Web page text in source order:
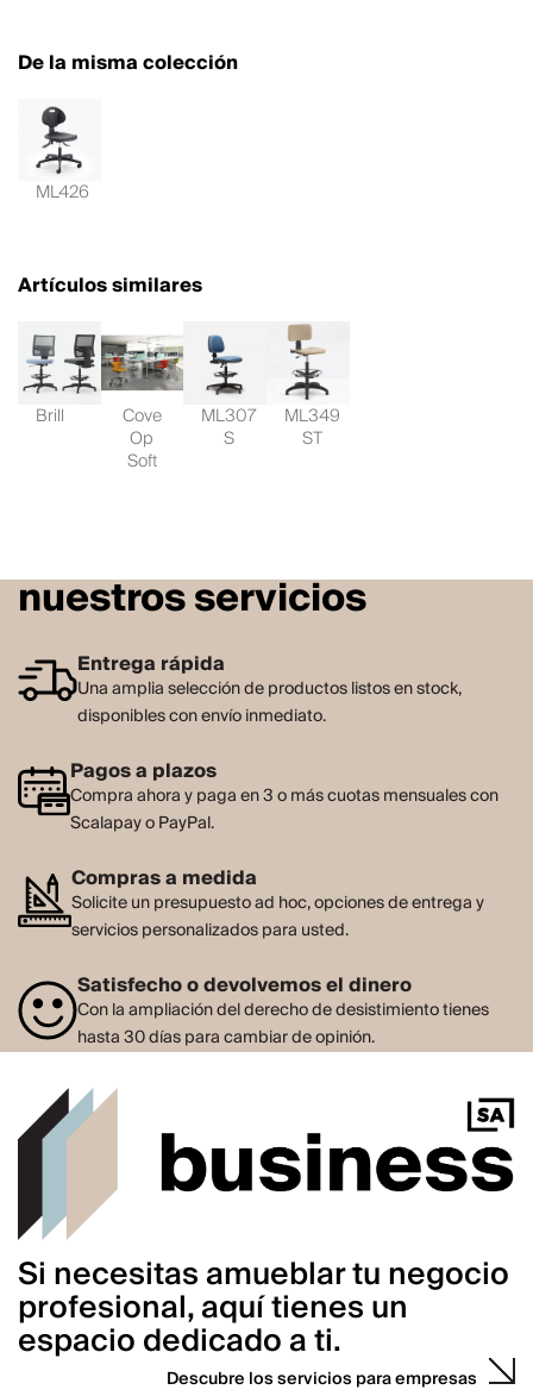
De la misma colección
ML426
Artículos similares
Brill Cove
Op
Soft
ML307
S
ML349
ST
nuestros servicios
Entrega rápida
Una amplia selección de productos listos en stock,
disponibles con envío inmediato.
Pagos a plazos
Compra ahora y paga en 3 o más cuotas mensuales con
Scalapay o PayPal.
Compras a medida
Solicite un presupuesto ad hoc, opciones de entrega y
servicios personalizados para usted.
Satisfecho o devolvemos el dinero
Con la ampliación del derecho de desistimiento tienes
hasta 30 días para cambiar de opinión.
Si necesitas amueblar tu negocio
profesional, aquí tienes un
espacio dedicado a ti.
Descubre los servicios para empresas